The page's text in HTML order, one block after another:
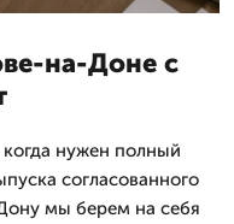
на-Доне с
нужен полный
согласованного
мы берем на себя